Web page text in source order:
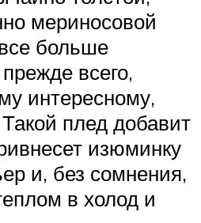
мериносовой
больше
всего,
интересному,
плед добавит
изюминку
и, без сомнения,
в холод и